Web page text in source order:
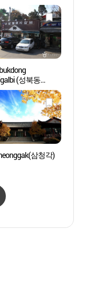
(성북동
)
삼청각)